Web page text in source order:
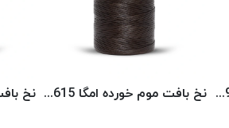
نخ بافت موم خورده امگا 2905 (500 متری) OMEGA نخ بافت موم خورده امگا 6615 (500 متری) OMEGA